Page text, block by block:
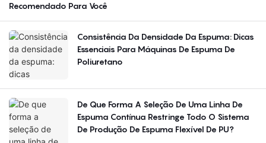
Recomendado Para Você
Consistência Da Densidade Da Espuma: Dicas
Essenciais Para Máquinas De Espuma De
Poliuretano
De Que Forma A Seleção De Uma Linha De
Espuma Contínua Restringe Todo O Sistema
De Produção De Espuma Flexível De PU?